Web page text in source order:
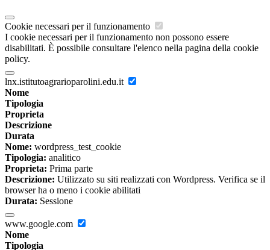
Cookie necessari per il funzionamento
I cookie necessari per il funzionamento non possono essere
disabilitati. È possibile consultare l'elenco nella pagina della cookie
policy.
lnx.istitutoagrarioparolini.edu.it
Nome
Tipologia
Proprieta
Descrizione
Durata
Nome: wordpress_test_cookie
Tipologia: analitico
Proprieta: Prima parte
Descrizione: Utilizzato su siti realizzati con Wordpress. Verifica se il
browser ha o meno i cookie abilitati
Durata: Sessione
www.google.com
Nome
Tipologia